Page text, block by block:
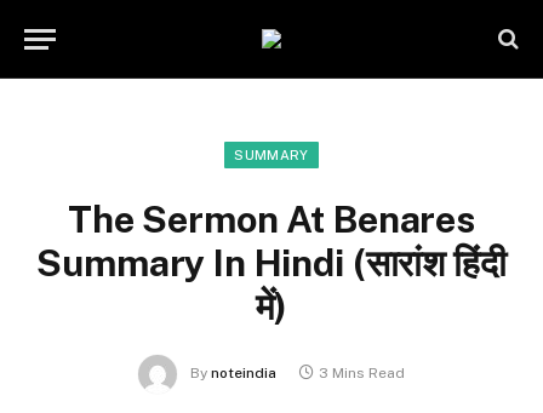
SUMMARY
The Sermon At Benares
Summary In Hindi (सारांश हिंदी
में)
By noteindia 3 Mins Read